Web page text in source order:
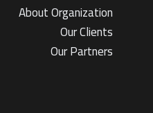
About Organization
Our Clients
Our Partners